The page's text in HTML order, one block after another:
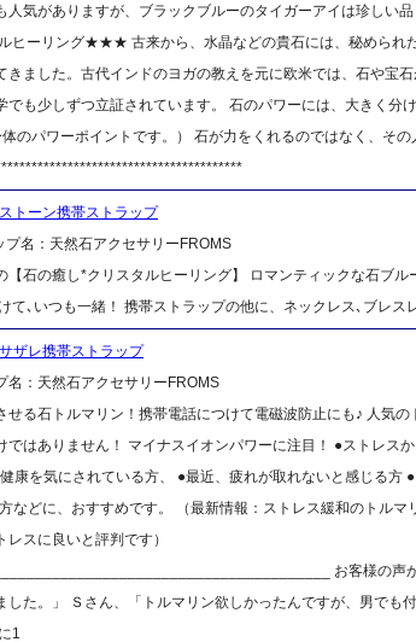
人気がありますが、ブラックブルーのタイガーアイは珍しい
リング★★★ 古来から、水晶などの貴石には、秘められた
きました。古代インドのヨガの教えを元に欧米では、石や宝
でも少しずつ立証されています。 石のパワーには、大きく分
のパワーポイントです。） 石が力をくれるのではなく、その
トーン携帯ストラップ
名：天然石アクセサリーFROMS
【石の癒し*クリスタルヒーリング】 ロマンティックな石ブル
て､いつも一緒！ 携帯ストラップの他に、ネックレス､ブレス
ザレ携帯ストラップ
：天然石アクセサリーFROMS
せる石トルマリン！携帯電話につけて電磁波防止にも♪ 人気の
ではありません！ マイナスイオンパワーに注目！ ●ストレス
康を気にされている方、 ●最近、疲れが取れないと感じる方
などに、おすすめです。 （最新情報：ストレス緩和のトルマ
スに良いと評判です）
お客様の声
した。」 Ｓさん、「トルマリン欲しかったんですが、男でも
1